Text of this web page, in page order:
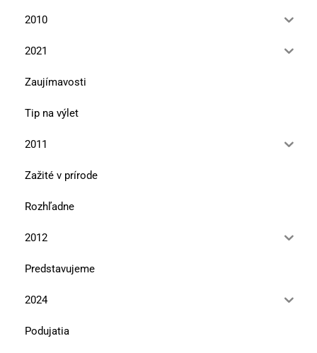
2010
2021
Zaujímavosti
Tip na výlet
2011
Zažité v prírode
Rozhľadne
2012
Predstavujeme
2024
Podujatia